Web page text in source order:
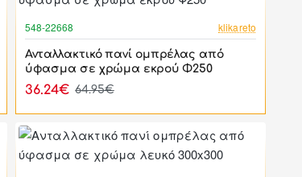
548-22668 klikareto
Ανταλλακτικό πανί ομπρέλας από
ύφασμα σε χρώμα εκρού Φ250
36.24€ 64.95€